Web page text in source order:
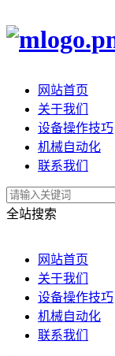
网站首页
关于我们
设备操作技巧
机械自动化
联系我们
全站搜索
网站首页
关于我们
设备操作技巧
机械自动化
联系我们